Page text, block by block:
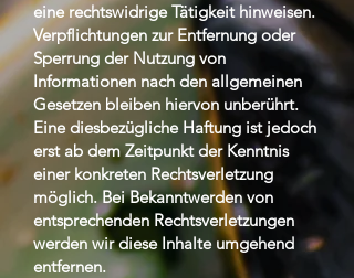
eine rechtswidrige Tätigkeit hinweisen.
Verpflichtungen zur Entfernung oder
Sperrung der Nutzung von
Informationen nach den allgemeinen
Gesetzen bleiben hiervon unberührt.
Eine diesbezügliche Haftung ist jedoch
erst ab dem Zeitpunkt der Kenntnis
einer konkreten Rechtsverletzung
möglich. Bei Bekanntwerden von
entsprechenden Rechtsverletzungen
werden wir diese Inhalte umgehend
entfernen.